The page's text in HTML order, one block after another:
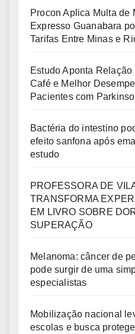
Procon Aplica Multa de
Expresso Guanabara
Tarifas Entre Minas e
Estudo Aponta
Café e Melhor
Pacientes com
Bactéria do intestino
efeito sanfona após
estudo
PROFESSORA DE
TRANSFORMA
EM LIVRO SOBRE
SUPERAÇÃO
Melanoma: câncer de
pode surgir de uma
especialistas
Mobilização nacional
escolas e busca